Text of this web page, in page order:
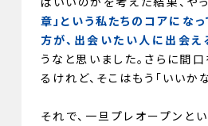
章」という私たちのコアにな
方が、出会いたい人に出会
うなと思いました。さらに間
るけれど、そこはもう「いいか
それで、一旦プレオープンと